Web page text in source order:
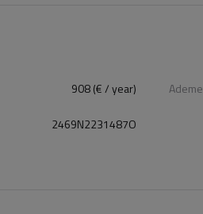
908 (€ / year) Ademe
2469N2231487O